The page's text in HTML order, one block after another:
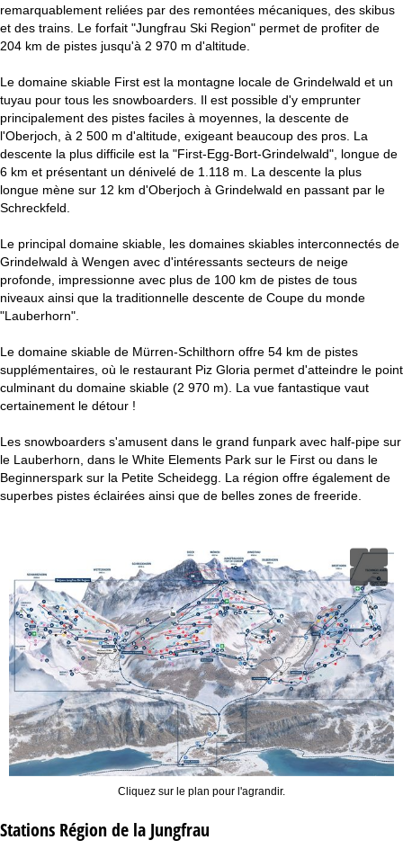
l
remarquablement reliées par des remontées mécaniques, des skibus
et des trains. Le forfait "Jungfrau Ski Region" permet de profiter de
204 km de pistes jusqu'à 2 970 m d'altitude.
Le domaine skiable First est la montagne locale de Grindelwald et un
tuyau pour tous les snowboarders. Il est possible d'y emprunter
principalement des pistes faciles à moyennes, la descente de
l'Oberjoch, à 2 500 m d'altitude, exigeant beaucoup des pros. La
descente la plus difficile est la "First-Egg-Bort-Grindelwald", longue de
6 km et présentant un dénivelé de 1.118 m. La descente la plus
longue mène sur 12 km d'Oberjoch à Grindelwald en passant par le
Schreckfeld.
Le principal domaine skiable, les domaines skiables interconnectés de
Grindelwald à Wengen avec d'intéressants secteurs de neige
profonde, impressionne avec plus de 100 km de pistes de tous
niveaux ainsi que la traditionnelle descente de Coupe du monde
"Lauberhorn".
Le domaine skiable de Mürren-Schilthorn offre 54 km de pistes
supplémentaires, où le restaurant Piz Gloria permet d'atteindre le point
culminant du domaine skiable (2 970 m). La vue fantastique vaut
certainement le détour !
Les snowboarders s'amusent dans le grand funpark avec half-pipe sur
le Lauberhorn, dans le White Elements Park sur le First ou dans le
Beginnerspark sur la Petite Scheidegg. La région offre également de
superbes pistes éclairées ainsi que de belles zones de freeride.
Cliquez sur le plan pour l'agrandir.
Stations Région de la Jungfrau